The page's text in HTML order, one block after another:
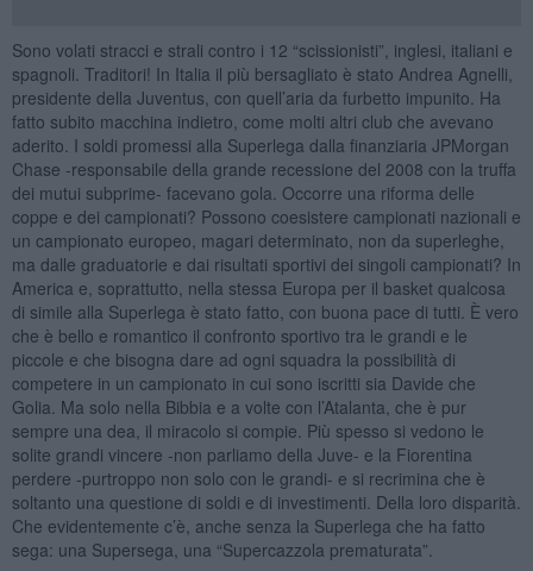
Sono volati stracci e strali contro i 12 “scissionisti”, inglesi, italiani e
spagnoli. Traditori! In Italia il più bersagliato è stato Andrea Agnelli,
presidente della Juventus, con quell’aria da furbetto impunito. Ha
fatto subito macchina indietro, come molti altri club che avevano
aderito. I soldi promessi alla Superlega dalla finanziaria JPMorgan
Chase -responsabile della grande recessione del 2008 con la truffa
dei mutui subprime- facevano gola. Occorre una riforma delle
coppe e dei campionati? Possono coesistere campionati nazionali e
un campionato europeo, magari determinato, non da superleghe,
ma dalle graduatorie e dai risultati sportivi dei singoli campionati? In
America e, soprattutto, nella stessa Europa per il basket qualcosa
di simile alla Superlega è stato fatto, con buona pace di tutti. È vero
che è bello e romantico il confronto sportivo tra le grandi e le
piccole e che bisogna dare ad ogni squadra la possibilità di
competere in un campionato in cui sono iscritti sia Davide che
Golia. Ma solo nella Bibbia e a volte con l’Atalanta, che è pur
sempre una dea, il miracolo si compie. Più spesso si vedono le
solite grandi vincere -non parliamo della Juve- e la Fiorentina
perdere -purtroppo non solo con le grandi- e si recrimina che è
soltanto una questione di soldi e di investimenti. Della loro disparità.
Che evidentemente c’è, anche senza la Superlega che ha fatto
sega: una Supersega, una “Supercazzola prematurata”.